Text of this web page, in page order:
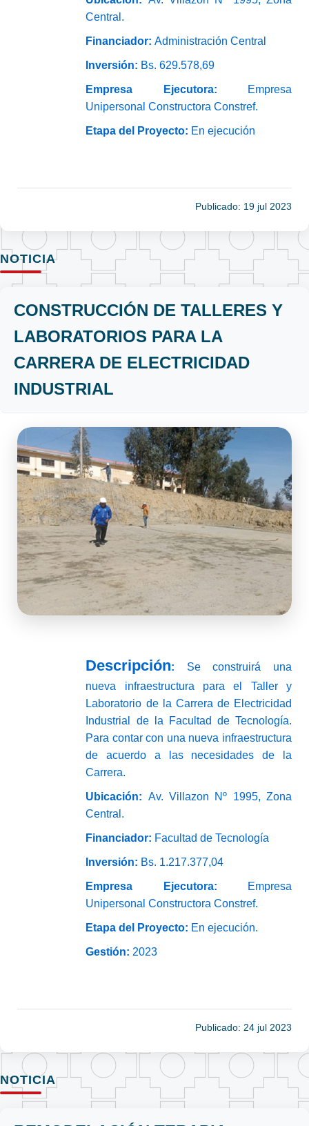
Central.
Financiador:Administración Central
Inversión: Bs. 629.578,69
Empresa Ejecutora:
Empresa
Unipersonal Constructora Constref.
Etapa del Proyecto: En ejecución
Publicado: 19 jul 2023
NOTICIA
CONSTRUCCIÓN DE TALLERES Y
LABORATORIOS PARA LA
CARRERA DE ELECTRICIDAD
INDUSTRIAL
Descripción: Se construirá una
nueva infraestructura para el Taller y
Laboratorio de la Carrera de Electricidad
Industrial de la Facultad de Tecnología.
Para contar con una nueva infraestructura
de acuerdo a las necesidades de la
Carrera.
Ubicación: Av. Villazon Nº 1995, Zona
Central.
Financiador: Facultad de Tecnología
Inversión: Bs. 1.217.377,04
Empresa Ejecutora:
Empresa
Unipersonal Constructora Constref.
Etapa del Proyecto: En ejecución.
Gestión: 2023
Publicado: 24 jul 2023
NOTICIA